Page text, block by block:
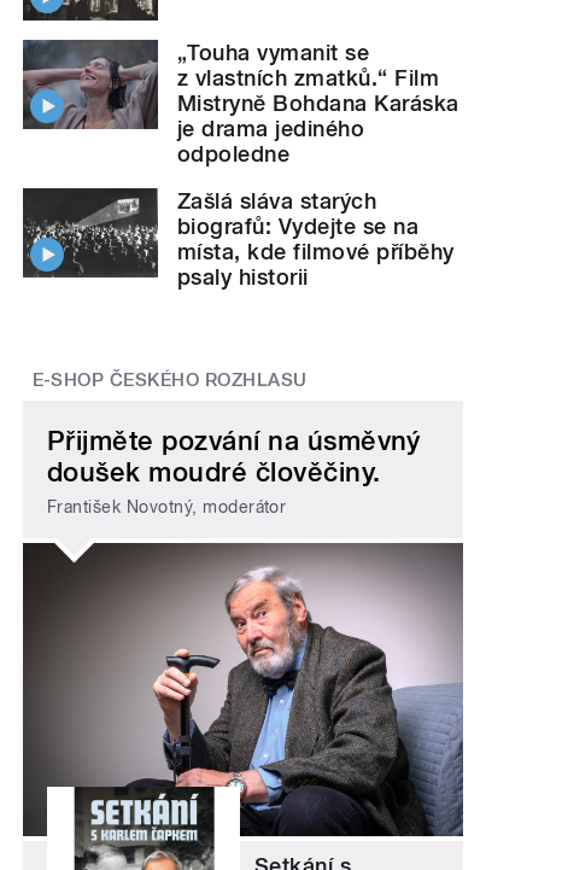
„Touha vymanit se
z vlastních zmatků.“ Film
Mistryně Bohdana Karáska
je drama jediného
odpoledne
Zašlá sláva starých
biografů: Vydejte se na
místa, kde filmové příběhy
psaly historii
E-SHOP ČESKÉHO ROZHLASU
Přijměte pozvání na úsměvný
doušek moudré člověčiny.
František Novotný, moderátor